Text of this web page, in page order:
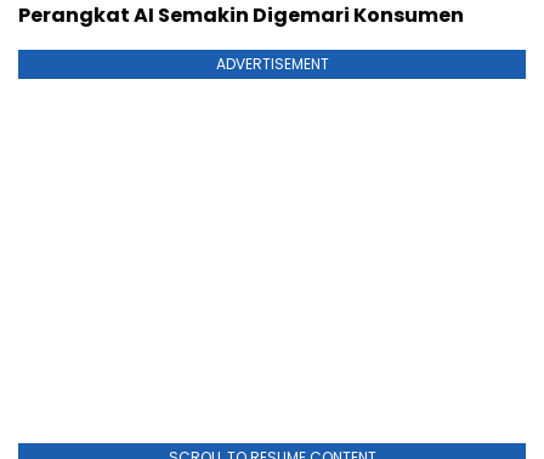
Perangkat AI Semakin Digemari Konsumen
ADVERTISEMENT